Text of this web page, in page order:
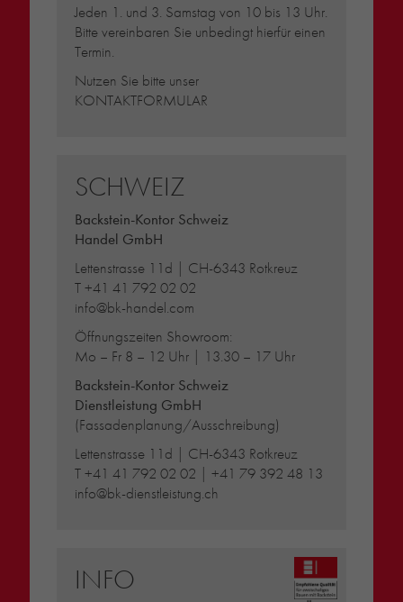
Jeden 1. und 3. Samstag von 10 bis 13 Uhr.
Bitte vereinbaren Sie unbedingt hierfür einen
Termin.
Nutzen Sie bitte unser
KONTAKTFORMULAR
SCHWEIZ
Backstein-Kontor Schweiz
Handel GmbH
Lettenstrasse 11d | CH-6343 Rotkreuz
T+41 41 792 02 02
info@bk-handel.com
Öffnungszeiten Showroom:
Mo – Fr 8 – 12 Uhr | 13.30 – 17 Uhr
Backstein-Kontor Schweiz
Dienstleistung GmbH
(Fassadenplanung/Ausschreibung)
Lettenstrasse 11d | CH-6343 Rotkreuz
T+41 41 792 02 02 |+41 79 392 48 13
info@bk-dienstleistung.ch
INFO